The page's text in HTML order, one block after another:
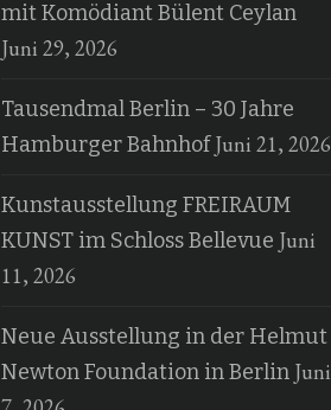
mit Komödiant Bülent Ceylan
Juni 29, 2026
Tausendmal Berlin – 30 Jahre
Hamburger Bahnhof Juni 21, 2026
Kunstausstellung FREIRAUM
KUNST im Schloss Bellevue Juni
11, 2026
Neue Ausstellung in der Helmut
Newton Foundation in Berlin Juni